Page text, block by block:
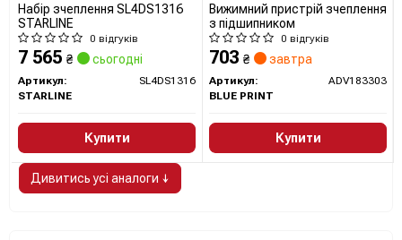
Набір зчеплення SL4DS1316
STARLINE
0 відгуків
7 565 ₴ сьогодні
Артикул:
SL4DS1316
STARLINE
Купити
Вижимний пристрій зчеплення
з підшипником
0 відгуків
703 ₴ завтра
Артикул:
ADV183303
BLUE PRINT
Купити
Дивитись усі аналоги ↓